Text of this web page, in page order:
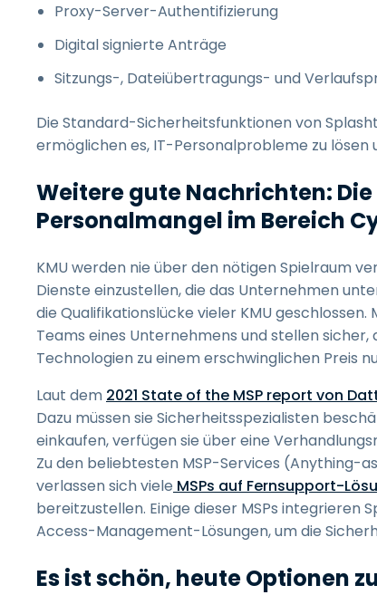
Proxy-Server-Authentifizierung
Digital signierte Anträge
Sitzungs-, Dateiübertragungs- und
Die Standard-Sicherheitsfunktionen von
ermöglichen es, IT-Personalprobleme zu
Weitere gute Nachrichten:
Personalmangel im Bereich
KMU werden nie über den nötigen Spielraum
Dienste einzustellen, die das Unternehmen
die Qualifikationslücke vieler KMU
Teams eines Unternehmens und stellen
Technologien zu einem erschwinglichen Preis
Laut dem 2021 State of the MSP report von
Dazu müssen sie Sicherheitsspezialisten
einkaufen, verfügen sie über eine
Zu den beliebtesten MSP-Services (Anything-
verlassen sich viele MSPs auf Fernsupport-
bereitzustellen. Einige dieser MSPs
Access-Management-Lösungen, um die
Es ist schön, heute Optionen